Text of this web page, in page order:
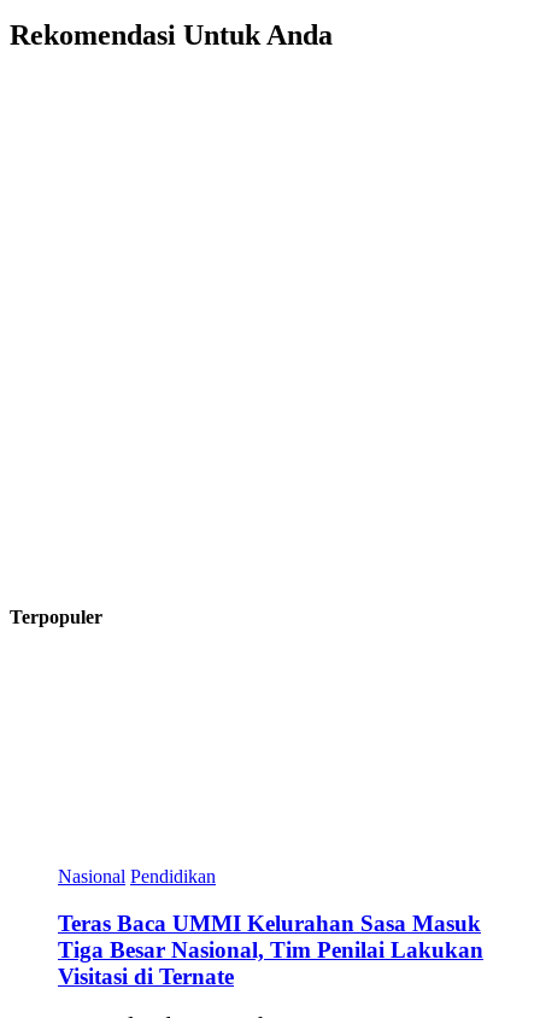
Rekomendasi Untuk Anda
Terpopuler
Nasional Pendidikan
Teras Baca UMMI Kelurahan Sasa Masuk
Tiga Besar Nasional, Tim Penilai Lakukan
Visitasi di Ternate